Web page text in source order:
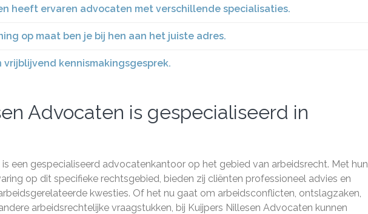
heeft ervaren advocaten met verschillende specialisaties.
op maat ben je bij hen aan het juiste adres.
kennismakingsgesprek.
Advocaten is gespecialiseerd in
een gespecialiseerd advocatenkantoor op het gebied van arbeidsrecht. Met hun
op dit specifieke rechtsgebied, bieden zij cliënten professioneel advies en
kwesties. Of het nu gaat om arbeidsconflicten, ontslagzaken,
arbeidsrechtelijke vraagstukken, bij Kuijpers Nillesen Advocaten kunnen